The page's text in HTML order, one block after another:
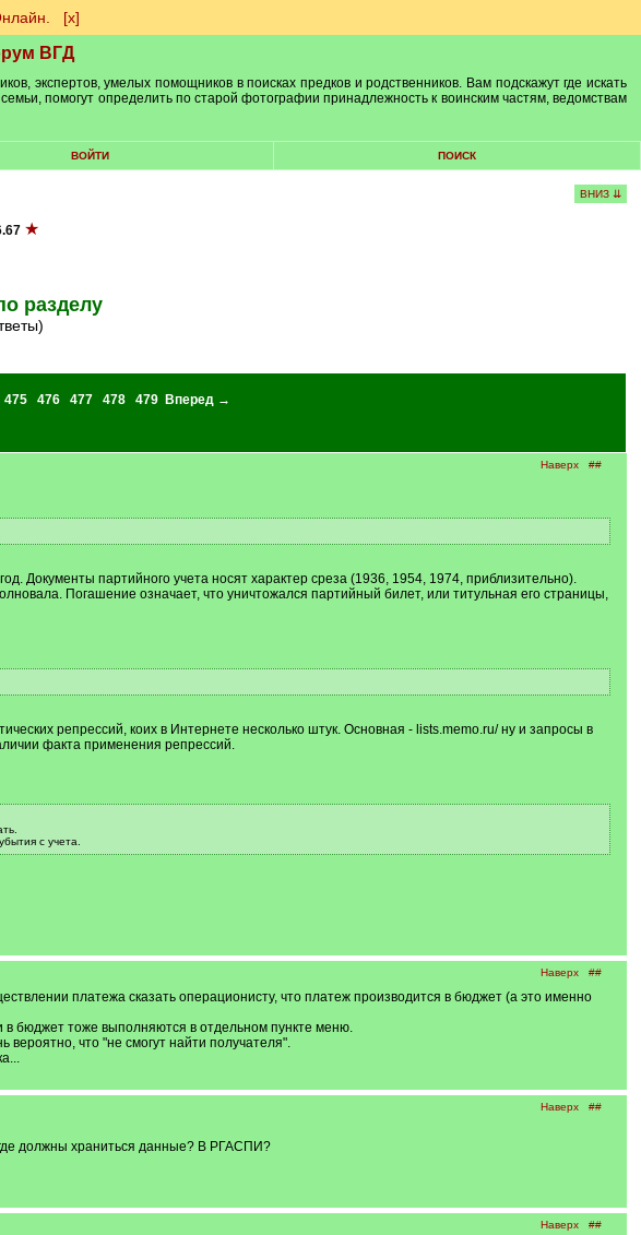
[х]
ВГД
экспертов, умелых помощников в поисках предков и родственников. Вам подскажут где искать
помогут определить по старой фотографии принадлежность к воинским частям, ведомствам
ВОЙТИ ПОИСК
ВНИЗ ⇊
★
разделу
475 476 477 478 479
Вперед →
Наверх ##
Документы партийного учета носят характер среза (1936, 1954, 1974, приблизительно).
Погашение означает, что уничтожался партийный билет, или титульная его страницы,
репрессий, коих в Интернете несколько штук. Основная - lists.memo.ru/ ну и запросы в
факта применения репрессий.
с учета.
Наверх ##
платежа сказать операционисту, что платеж производится в бюджет (а это именно
в бюджет тоже выполняются в отдельном пункте меню.
вероятно, что "не смогут найти получателя".
Наверх ##
должны храниться данные? В РГАСПИ?
Наверх ##